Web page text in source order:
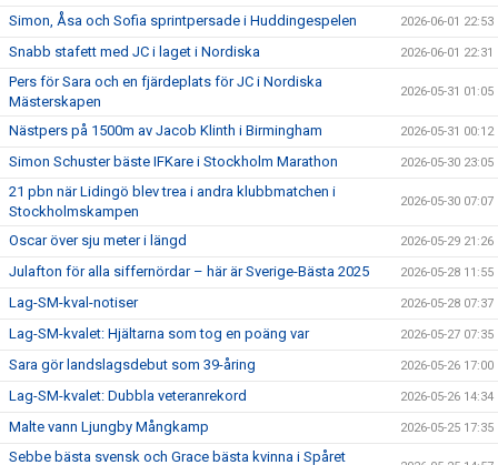
Simon, Åsa och Sofia sprintpersade i Huddingespelen 2026-06-01 22:53
Snabb stafett med JC i laget i Nordiska 2026-06-01 22:31
Pers för Sara och en fjärdeplats för JC i Nordiska
Mästerskapen
2026-05-31 01:05
Nästpers på 1500m av Jacob Klinth i Birmingham 2026-05-31 00:12
Simon Schuster bäste IFKare i Stockholm Marathon 2026-05-30 23:05
21 pbn när Lidingö blev trea i andra klubbmatchen i
Stockholmskampen
2026-05-30 07:07
Oscar över sju meter i längd 2026-05-29 21:26
Julafton för alla siffernördar – här är Sverige-Bästa 2025 2026-05-28 11:55
Lag-SM-kval-notiser 2026-05-28 07:37
Lag-SM-kvalet: Hjältarna som tog en poäng var 2026-05-27 07:35
Sara gör landslagsdebut som 39-åring 2026-05-26 17:00
Lag-SM-kvalet: Dubbla veteranrekord 2026-05-26 14:34
Malte vann Ljungby Mångkamp 2026-05-25 17:35
Sebbe bästa svensk och Grace bästa kvinna i Spåret